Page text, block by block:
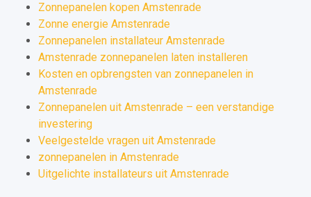
Zonnepanelen kopen Amstenrade
Zonne energie Amstenrade
Zonnepanelen installateur Amstenrade
Amstenrade zonnepanelen laten installeren
Kosten en opbrengsten van zonnepanelen in
Amstenrade
Zonnepanelen uit Amstenrade – een verstandige
investering
Veelgestelde vragen uit Amstenrade
zonnepanelen in Amstenrade
Uitgelichte installateurs uit Amstenrade